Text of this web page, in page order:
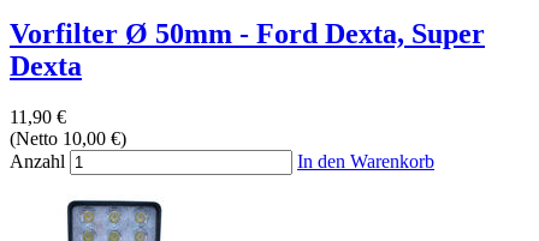
Vorfilter Ø 50mm - Ford Dexta, Super
Dexta
11,90 €
(Netto 10,00 €)
Anzahl
In den Warenkorb